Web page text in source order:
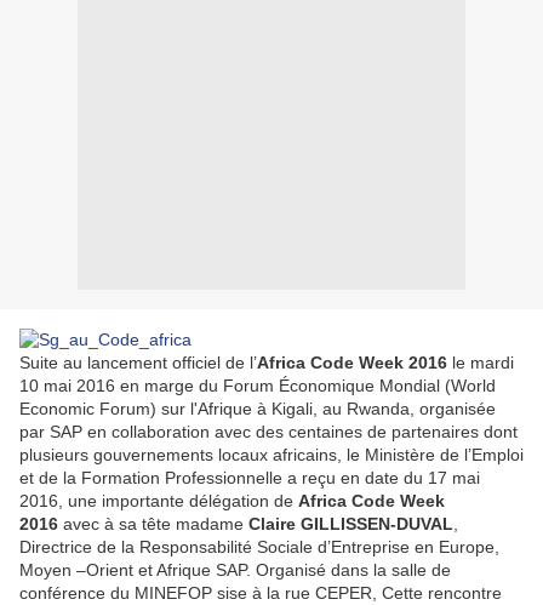
Suite au lancement officiel de l’Africa Code Week 2016 le mardi
10 mai 2016 en marge du Forum Économique Mondial (World
Economic Forum) sur l'Afrique à Kigali, au Rwanda, organisée
par SAP en collaboration avec des centaines de partenaires dont
plusieurs gouvernements locaux africains, le Ministère de l’Emploi
et de la Formation Professionnelle a reçu en date du 17 mai
2016, une importante délégation de Africa Code Week
2016 avec à sa tête madame Claire GILLISSEN-DUVAL
Directrice de la Responsabilité Sociale d’Entreprise en Europe,
Moyen –Orient et Afrique SAP. Organisé dans la salle de
conférence du MINEFOP sise à la rue CEPER, Cette rencontre